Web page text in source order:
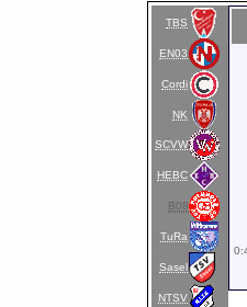
TBS
EN03
Cordi
NK
SCVW
HEBC
B08
TuRa
Sasel
NTSV